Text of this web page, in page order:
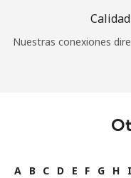
Nuestras conexiones
A B C D E F G H I